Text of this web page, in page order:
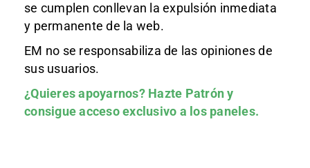
se cumplen conllevan la expulsión inmediata
y permanente de la web.
EM no se responsabiliza de las opiniones de
sus usuarios.
¿Quieres apoyarnos? Hazte Patróny
consigue acceso exclusivo a los paneles.